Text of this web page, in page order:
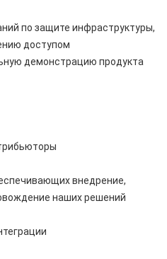
по защите инфраструктуры,
доступом
демонстрацию продукта
внедрение,
наших решений